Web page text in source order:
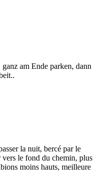
am Ende parken, dann
la nuit, bercé par le
vers le fond du chemin, plus
moins hauts, meilleure